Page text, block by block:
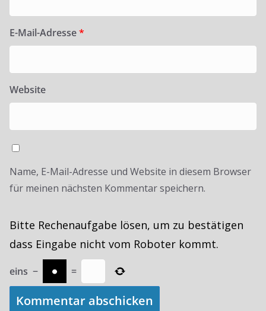
E-Mail-Adresse*
Website
Name, E-Mail-Adresse und Website in diesem Browser
für meinen nächsten Kommentar speichern.
Bitte Rechenaufgabe lösen, um zu bestätigen
dass Eingabe nicht vom Roboter kommt.
eins − =